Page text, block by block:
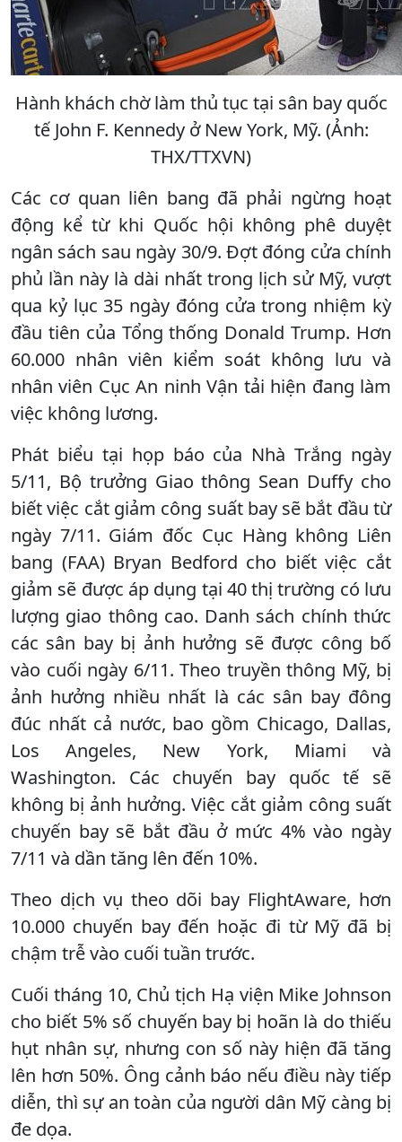
Hành khách chờ làm thủ tục tại sân bay quốc
tế John F. Kennedy ở New York, Mỹ. (Ảnh:
THX/TTXVN)
Các cơ quan liên bang đã phải ngừng hoạt
động kể từ khi Quốc hội không phê duyệt
ngân sách sau ngày 30/9. Đợt đóng cửa chính
phủ lần này là dài nhất trong lịch sử Mỹ, vượt
qua kỷ lục 35 ngày đóng cửa trong nhiệm kỳ
đầu tiên của Tổng thống Donald Trump. Hơn
60.000 nhân viên kiểm soát không lưu và
nhân viên Cục An ninh Vận tải hiện đang làm
việc không lương.
Phát biểu tại họp báo của Nhà Trắng ngày
5/11, Bộ trưởng Giao thông Sean Duffy cho
biết việc cắt giảm công suất bay sẽ bắt đầu từ
ngày 7/11. Giám đốc Cục Hàng không Liên
bang (FAA) Bryan Bedford cho biết việc cắt
giảm sẽ được áp dụng tại 40 thị trường có lưu
lượng giao thông cao. Danh sách chính thức
các sân bay bị ảnh hưởng sẽ được công bố
vào cuối ngày 6/11. Theo truyền thông Mỹ, bị
ảnh hưởng nhiều nhất là các sân bay đông
đúc nhất cả nước, bao gồm Chicago, Dallas,
Los Angeles, New York, Miami và
Washington. Các chuyến bay quốc tế sẽ
không bị ảnh hưởng. Việc cắt giảm công suất
chuyến bay sẽ bắt đầu ở mức 4% vào ngày
7/11 và dần tăng lên đến 10%.
Theo dịch vụ theo dõi bay FlightAware, hơn
10.000 chuyến bay đến hoặc đi từ Mỹ đã bị
chậm trễ vào cuối tuần trước.
Cuối tháng 10, Chủ tịch Hạ viện Mike Johnson
cho biết 5% số chuyến bay bị hoãn là do thiếu
hụt nhân sự, nhưng con số này hiện đã tăng
lên hơn 50%. Ông cảnh báo nếu điều này tiếp
diễn, thì sự an toàn của người dân Mỹ càng bị
đe dọa.